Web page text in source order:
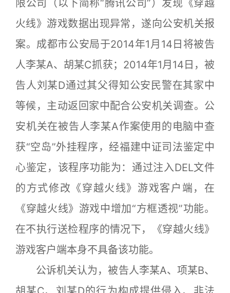
限公司（以下简称“腾讯公司”）发现《穿越
火线》游戏数据出现异常，遂向公安机关报
案。成都市公安局于2014年1月14日将被告
人李某A、胡某C抓获；2014年1月14日，被
告人刘某D通过其父得知公安民警在其家中
等候，主动返回家中配合公安机关调查。公
安机关在被告人李某A作案使用的电脑中查
获“空岛”外挂程序，经福建中证司法鉴定中
心鉴定，该程序功能为：通过注入DEL文件
的方式修改《穿越火线》游戏客户端，在
《穿越火线》游戏中增加“方框透视”功能。
在不执行送检程序的情况下，《穿越火线》
游戏客户端本身不具备该功能。
公诉机关认为，被告人李某A、项某B、